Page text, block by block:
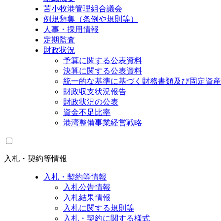
苫小牧港管理組合議会
例規類集（条例や規則等）
人事・採用情報
定期監査
財政状況
予算に関する公表資料
決算に関する公表資料
統一的な基準に基づく財務書類及び固定資
財政収支状況報告
財政状況の公表
資金不足比率
港湾整備事業経営戦略
入札・契約等情報
入札・契約等情報
入札公告情報
入札結果情報
入札に関する規則等
入札・契約に関する様式